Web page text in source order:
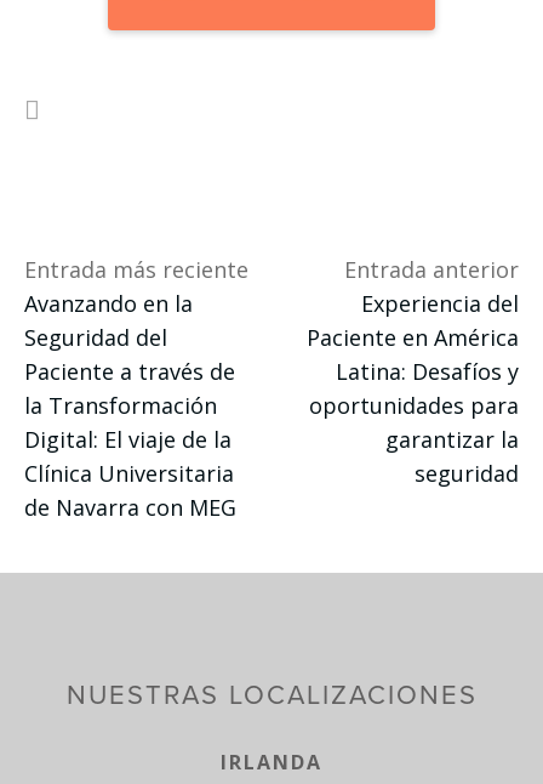
Entrada más reciente
Avanzando en la
Seguridad del
Paciente a través de
la Transformación
Digital: El viaje de la
Clínica Universitaria
de Navarra con MEG
Entrada anterior
Experiencia del
Paciente en América
Latina: Desafíos y
oportunidades para
garantizar la
seguridad
NUESTRAS LOCALIZACIONES
IRLANDA